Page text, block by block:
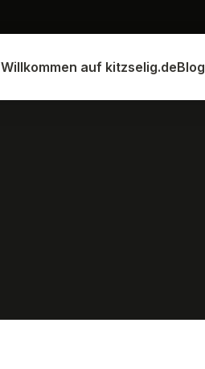
Willkommen auf kitzselig.deBlog